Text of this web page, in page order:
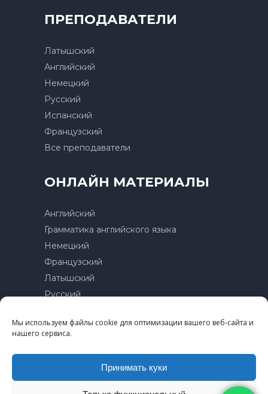
Мы используем файлы cookie для оптимизации вашего веб-сайта и
нашего сервиса.
Принимать куки
ПРЕПОДАВАТЕЛИ
Латышский
Английский
Немецкий
Русский
Испанский
Французский
Все преподаватели
ОНЛАЙН МАТЕРИАЛЫ
Английский
Грамматика английского языка
Немецкий
Французский
Латышский
Русский
Контакты